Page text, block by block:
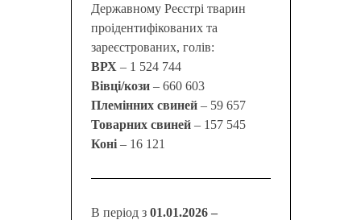
Державному Реєстрі тварин
проідентифікованих та
зареєстрованих, голів:
ВРХ – 1 524 744
Вівці/кози– 660 603
Племінних свиней– 59 657
Товарних свиней – 157 545
Коні– 16 121
В період з01.01.2026 –